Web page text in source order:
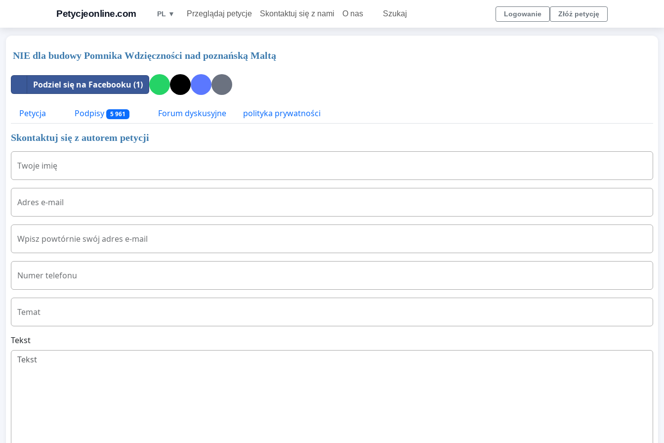
Petycjeonline.com PL ▼ Przeglądaj petycje Skontaktuj się z nami O nas Szukaj Logowanie Złóż petycję
NIE dla budowy Pomnika Wdzięczności nad poznańską Maltą
Podziel się na Facebooku (1)
Petycja Podpisy 5 961 Forum dyskusyjne polityka prywatności
Skontaktuj się z autorem petycji
Twoje imię
Adres e-mail
Wpisz powtórnie swój adres e-mail
Numer telefonu
Temat
Tekst